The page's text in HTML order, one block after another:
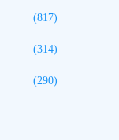
(817)
(314)
(290)